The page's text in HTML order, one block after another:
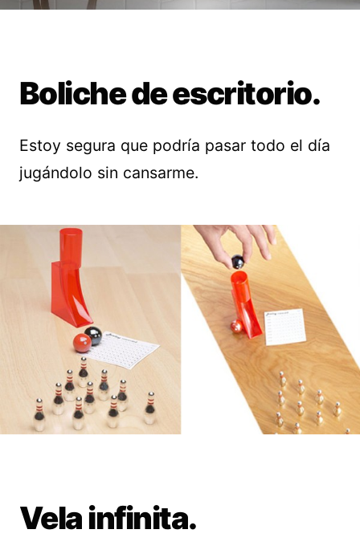
Boliche de escritorio.
Estoy segura que podría pasar todo el día
jugándolo sin cansarme.
Vela infinita.